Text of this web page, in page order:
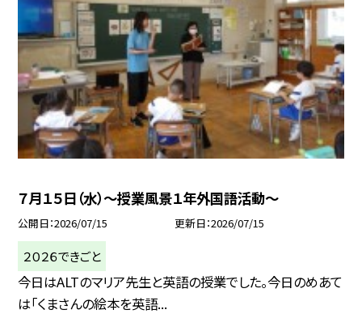
７月１５日（水）～授業風景１年外国語活動～
公開日 2026/07/15 更新日 2026/07/15
２０２６できごと
今日はALTのマリア先生と英語の授業でした。今日のめあて
は「くまさんの絵本を英語...